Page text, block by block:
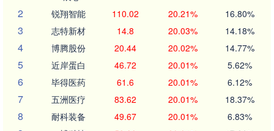
2 锐翔智能 110.02 20.21% 16.80%
3 志特新材 14.8 20.03% 14.18%
4 博腾股份 20.44 20.02% 14.77%
5 近岸蛋白 46.72 20.01% 5.62%
6 毕得医药 61.6 20.01% 6.12%
7 五洲医疗 83.62 20.01% 18.37%
8 耐科装备 49.67 20.01% 6.83%